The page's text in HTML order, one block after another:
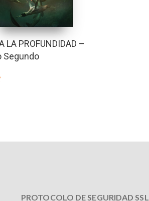
LA PROFUNDIDAD –
Segundo
PROTOCOLO DE SEGURIDAD SSL